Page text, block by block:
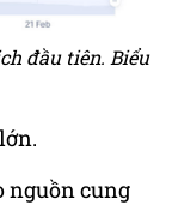
đầu tiên. Biểu
nguồn cung